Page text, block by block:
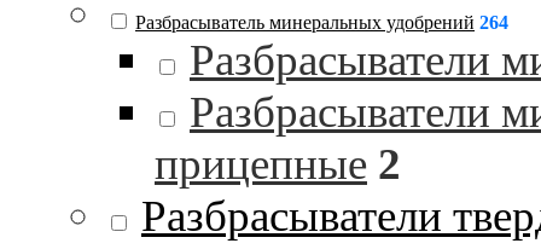
Разбрасыватель минеральных удобрений 264
Разбрасыватели
Разбрасыватели
прицепные 2
Разбрасыватели